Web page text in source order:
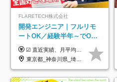
FLARETECH株式会社
開発エンジニア｜フルリモ
ートOK／経験半年～でOK
／実質還元率80～90%／前
給保証／AI系など最先端案
件多数
☑︎ 直近実績、月平均17,000円の昇給 ☑︎ 前職給与100%保証 ☑︎ 実質還元率80～90% ☑︎ 待機時も給与は満額支給 月給35万円～70万円＋交通費など各種手当 ※想定年収：4,200,000円～10,560,000円 ※経験・能力等を考慮の上で決定します。 ※上記金額には、みなし残業手当（50時間分・104,000円～212,000円）を含みます。超過分は別途追加支給します。 ┗残業時間は月平均10時間、多い時でも20時間程度と安定しております ★単価連動型の給与体系ではないため、万が一待機になってもその間の給与は満額支給しています。 ＜1年間の昇給事例をご紹介！＞ ・20代/フロントエンドエンジニア：月給274,000円→月給362,000円（＋88,000円/月） ・20代/iOSエンジニア：月給237,000円→月給287,000円（＋50,000円/月） ・20代/Androidエンジニア：月給316,000円→月給374,000円（＋58,000円/月） ・30代/Javaエンジニア（上流）：月給340,000円→月給418,000円（＋78,000円/月） ・30代/PMO：月給340,000円→月給418,000円（＋78,000円/月）
東京都_神奈川県_埼玉県_千葉県_大阪府_愛知県_北海道_青森県_岩手県_宮城県_秋田県_山形県_福島県_茨城県_栃木県_群馬県_新潟県_山梨県_長野県_富山県_石川県_福井県_静岡県_岐阜県_三重県_兵庫県_京都府_滋賀県_奈良県_和歌山県_広島県_岡山県_鳥取県_島根県_山口県_徳島県_香川県_愛媛県_高知県_福岡県_熊本県_佐賀県_長崎県_大分県_宮崎県_鹿児島県_沖縄県